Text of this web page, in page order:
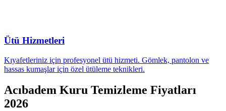
Ütü Hizmetleri
Kıyafetleriniz için profesyonel ütü hizmeti. Gömlek, pantolon ve
hassas kumaşlar için özel ütüleme teknikleri.
Acıbadem Kuru Temizleme Fiyatları
2026